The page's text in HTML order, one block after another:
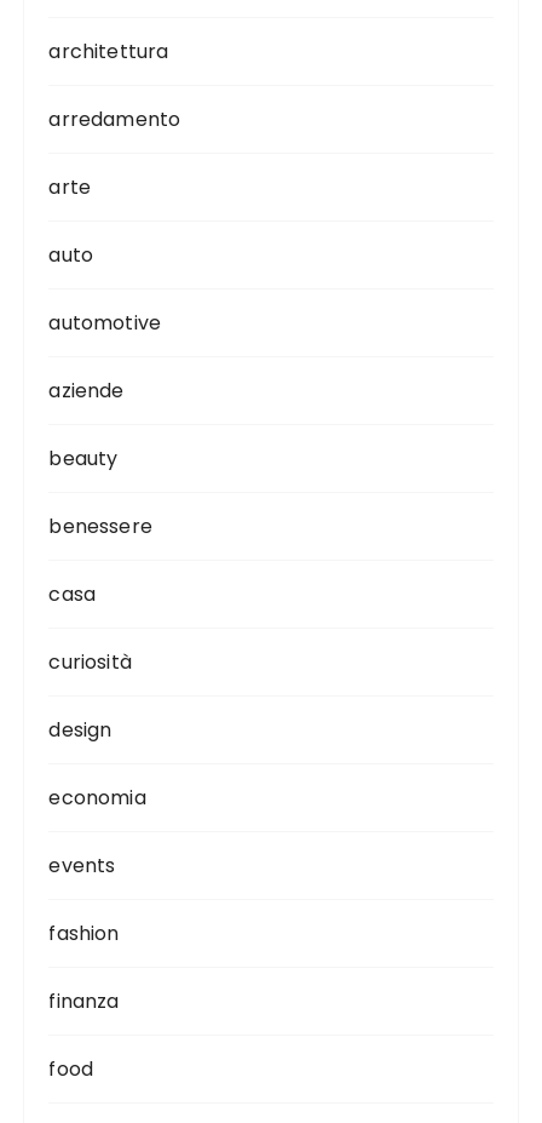
architettura
arredamento
arte
auto
automotive
aziende
beauty
benessere
casa
curiosità
design
economia
events
fashion
finanza
food